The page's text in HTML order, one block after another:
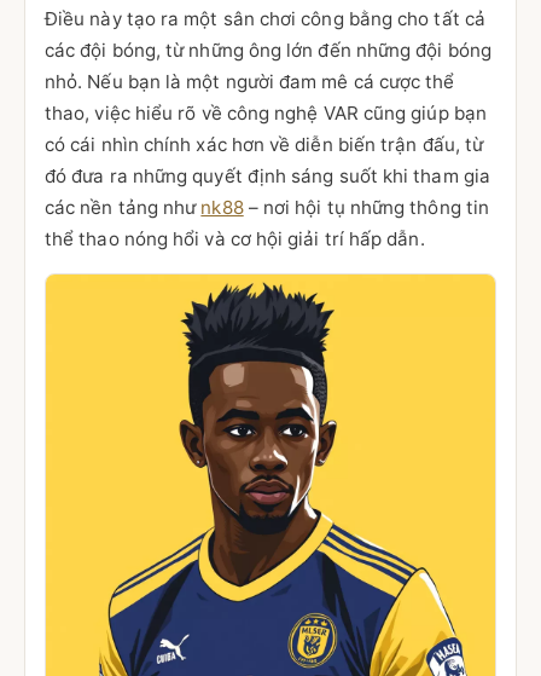
Điều này tạo ra một sân chơi công bằng cho tất cả
các đội bóng, từ những ông lớn đến những đội bóng
nhỏ. Nếu bạn là một người đam mê cá cược thể
thao, việc hiểu rõ về công nghệ VAR cũng giúp bạn
có cái nhìn chính xác hơn về diễn biến trận đấu, từ
đó đưa ra những quyết định sáng suốt khi tham gia
các nền tảng như nk88– nơi hội tụ những thông tin
thể thao nóng hổi và cơ hội giải trí hấp dẫn.